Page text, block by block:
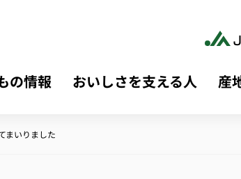
の情報 おいしさを支える人 産
まいりました